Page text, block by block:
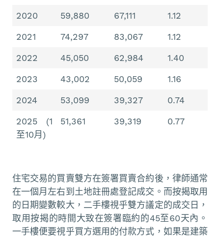
2020 59,880 67,111 1.12
2021 74,297 83,067 1.12
2022 45,050 62,984 1.40
2023 43,002 50,059 1.16
2024 53,099 39,327 0.74
2025 (1
至10月)
51,361 39,319 0.77
住宅交易的買賣雙方在簽署買賣合約後，律師通常
在一個月左右到土地註冊處登記成交。而按揭取用
的日期變數較大，二手樓視乎雙方議定的成交日，
取用按揭的時間大致在簽署臨約的45至60天內。
一手樓便要視乎買方選用的付款方式，如果是建築